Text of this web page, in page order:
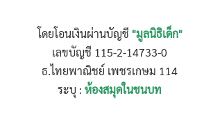
โดยโอนเงินผ่านบัญชี "มูลนิธิเด็ก"
เลขบัญชี 115-2-14733-0
ธ.ไทยพาณิชย์ เพชรเกษม 114
ระบุ : ห้องสมุดในชนบท